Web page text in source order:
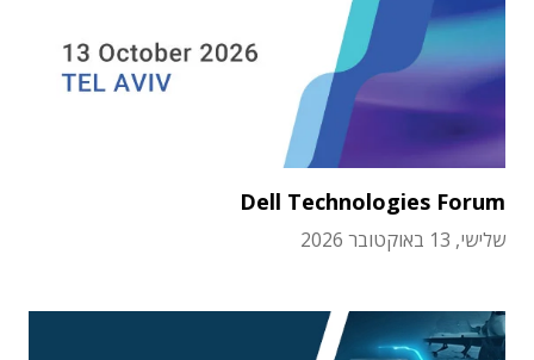
Dell Technologies Forum
שלישי, 13 באוקטובר 2026